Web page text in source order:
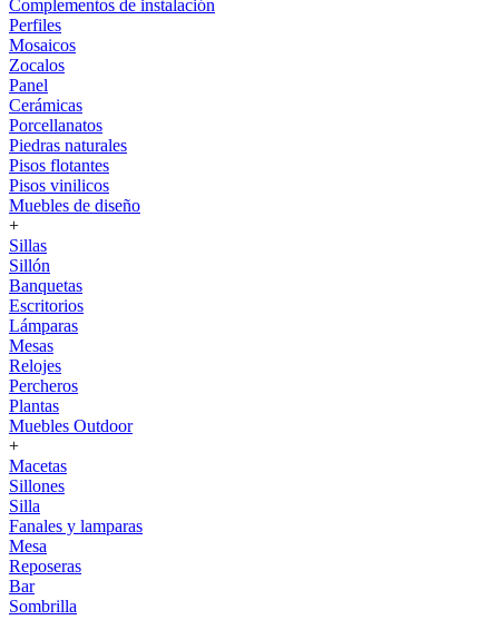
Complementos de instalación
Perfiles
Mosaicos
Zocalos
Panel
Cerámicas
Porcellanatos
Piedras naturales
Pisos flotantes
Pisos vinilicos
Muebles de diseño
+
Sillas
Sillón
Banquetas
Escritorios
Lámparas
Mesas
Relojes
Percheros
Plantas
Muebles Outdoor
+
Macetas
Sillones
Silla
Fanales y lamparas
Mesa
Reposeras
Bar
Sombrilla